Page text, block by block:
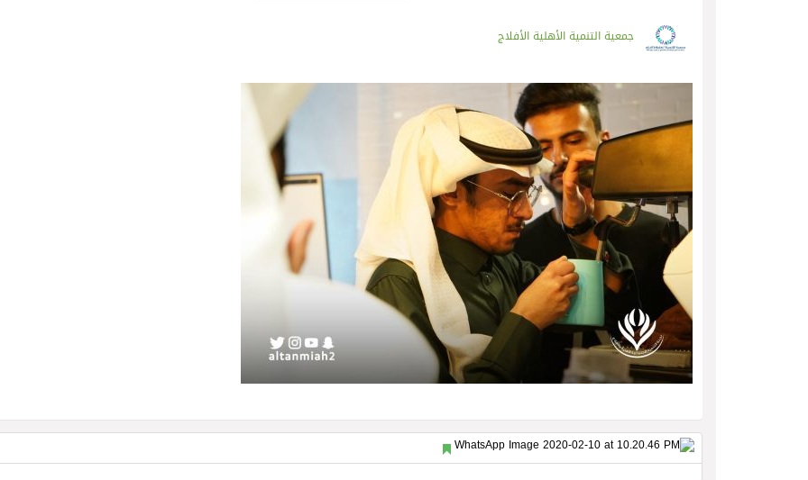
جمعية التنمية الأهلية الأفلاج